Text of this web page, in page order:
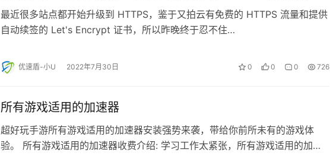
最近很多站点都开始升级到 HTTPS，鉴于又拍云有免费的 HTTPS 流量和提供
自动续签的 Let's Encrypt 证书，所以昨晚终于忍不住…
优速盾-小U 2022年7月30日 0 0 0 726
所有游戏适用的加速器
超好玩手游所有游戏适用的加速器安装强势来袭，带给你前所未有的游戏体
验。 所有游戏适用的加速器收费介绍: 学习工作太紧张，所有游戏适用的加速